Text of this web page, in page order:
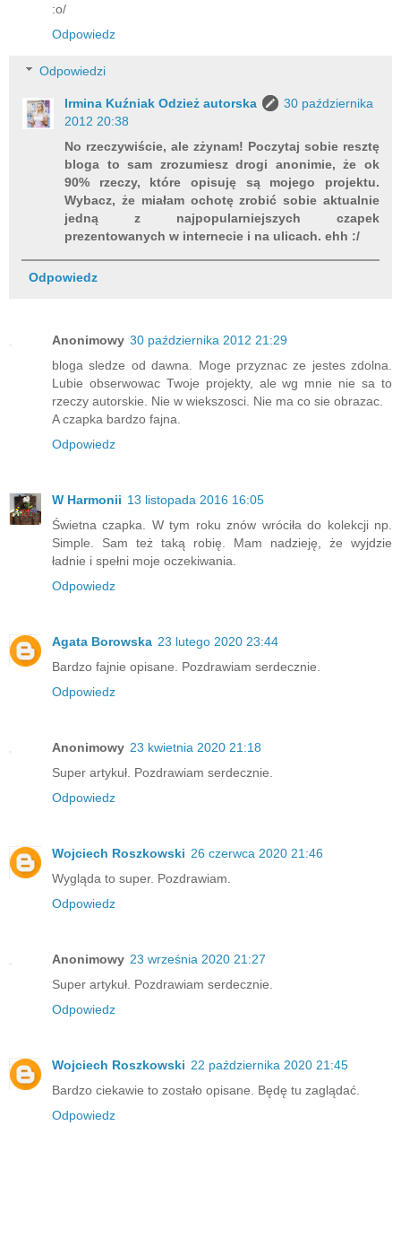
:o/
Odpowiedz
Odpowiedzi
Irmina Kuźniak Odzież autorska
30 października
2012 20:38
No rzeczywiście, ale zżynam! Poczytaj sobie resztę
bloga to sam zrozumiesz drogi anonimie, że ok
90% rzeczy, które opisuję są mojego projektu.
Wybacz, że miałam ochotę zrobić sobie aktualnie
jedną z najpopularniejszych czapek
prezentowanych w internecie i na ulicach. ehh :/
Odpowiedz
Anonimowy 30 października 2012 21:29
bloga sledze od dawna. Moge przyznac ze jestes zdolna.
Lubie obserwowac Twoje projekty, ale wg mnie nie sa to
rzeczy autorskie. Nie w wiekszosci. Nie ma co sie obrazac.
A czapka bardzo fajna.
Odpowiedz
W Harmonii 13 listopada 2016 16:05
Świetna czapka. W tym roku znów wróciła do kolekcji np.
Simple. Sam też taką robię. Mam nadzieję, że wyjdzie
ładnie i spełni moje oczekiwania.
Odpowiedz
Agata Borowska 23 lutego 2020 23:44
Bardzo fajnie opisane. Pozdrawiam serdecznie.
Odpowiedz
Anonimowy 23 kwietnia 2020 21:18
Super artykuł. Pozdrawiam serdecznie.
Odpowiedz
Wojciech Roszkowski 26 czerwca 2020 21:46
Wygląda to super. Pozdrawiam.
Odpowiedz
Anonimowy 23 września 2020 21:27
Super artykuł. Pozdrawiam serdecznie.
Odpowiedz
Wojciech Roszkowski 22 października 2020 21:45
Bardzo ciekawie to zostało opisane. Będę tu zaglądać.
Odpowiedz